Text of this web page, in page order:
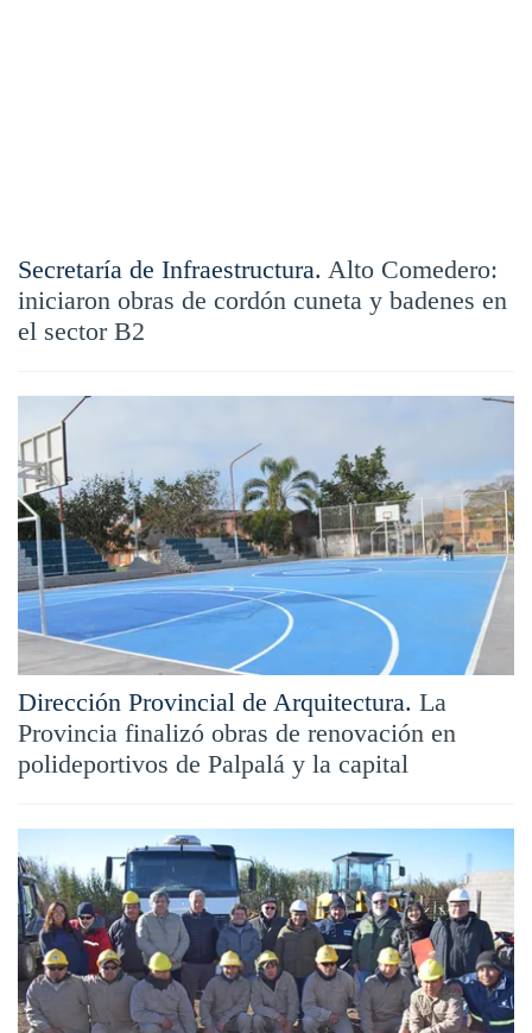
Secretaría de Infraestructura. Alto Comedero:
iniciaron obras de cordón cuneta y badenes en
el sector B2
Dirección Provincial de Arquitectura. La
Provincia finalizó obras de renovación en
polideportivos de Palpalá y la capital